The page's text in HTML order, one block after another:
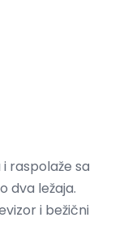
raspolaže sa
dva ležaja.
i bežični